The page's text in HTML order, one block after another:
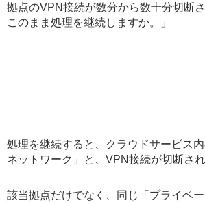
拠点のVPN接続が数分から数十分切断さ
このまま処理を継続しますか。」
処理を継続すると、クラウドサービス
ネットワーク」と、VPN接続が切断され
該当拠点だけでなく、同じ「プライベー